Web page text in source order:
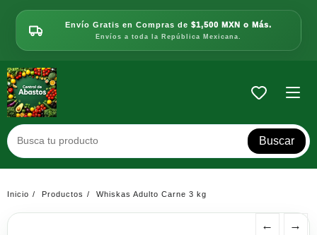
contenido
Envío Gratis en Compras de $1,500 MXN o Más.
Envíos a toda la República Mexicana.
Buscar
Inicio Productos Whiskas Adulto Carne 3 kg
← →